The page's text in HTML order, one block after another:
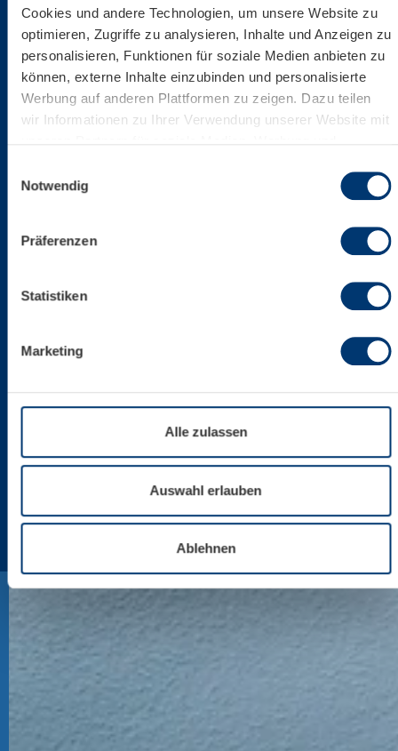
Cookies und andere Technologien, um unsere Website zu
optimieren, Zugriffe zu analysieren, Inhalte und Anzeigen zu
personalisieren, Funktionen für soziale Medien anbieten zu
können, externe Inhalte einzubinden und personalisierte
Werbung auf anderen Plattformen zu zeigen. Dazu teilen
wir Informationen zu Ihrer Verwendung unserer Website mit
Cookies können Sie jederzeit mit Wirkung für die Zukunft
widerrufen. Weiterführende Details zu den auf unserer
Datenschutzinformation bzw. in diesem Cookie Banner.
Notwendig
Präferenzen
Statistiken
Marketing
Alle zulassen
Auswahl erlauben
Ablehnen